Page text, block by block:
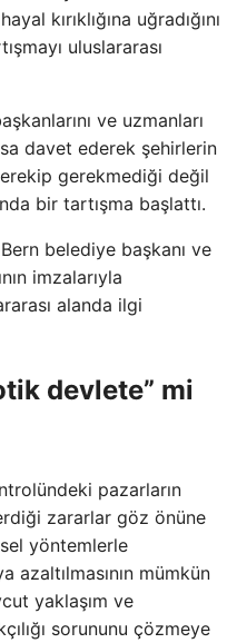
kırıklığına uğradığını
uluslararası
ve uzmanları
davet ederek şehirlerin
gerekmediği değil
bir tartışma başlattı.
belediye başkanı ve
imzalarıyla
alanda ilgi
devlete” mi
pazarların
zararlar göz önüne
yöntemlerle
azaltılmasının mümkün
yaklaşım ve
sorununu çözmeye